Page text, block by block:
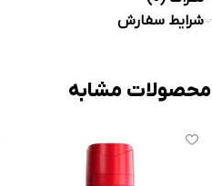
شرایط سفارش
محصولات مشابه